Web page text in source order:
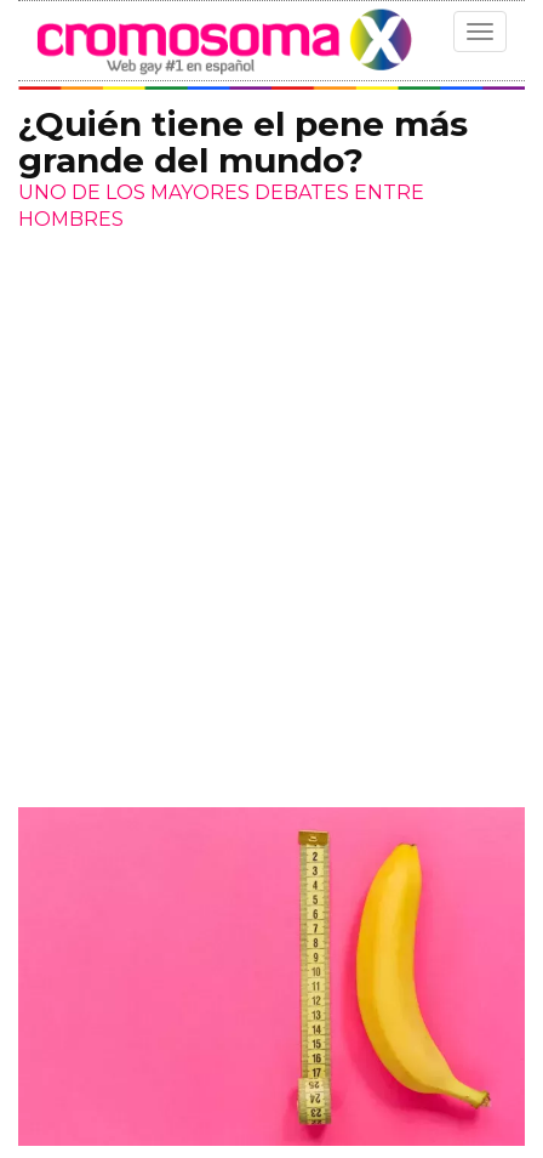
Toggle
¿Quién tiene el pene más
grande del mundo?
UNO DE LOS MAYORES DEBATES ENTRE
HOMBRES